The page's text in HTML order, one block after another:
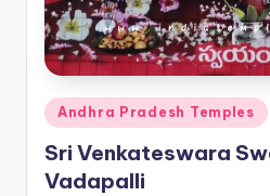
Posted
in
Andhra Pradesh Temples
Sri Venkateswara
Vadapalli